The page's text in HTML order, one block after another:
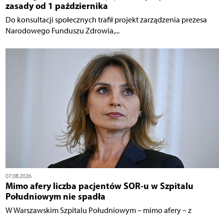
zasady od 1 października
Do konsultacji społecznych trafił projekt zarządzenia prezesa
Narodowego Funduszu Zdrowia,...
07.08.2026
Mimo afery liczba pacjentów SOR-u w Szpitalu
Południowym nie spadła
W Warszawskim Szpitalu Południowym – mimo afery – z